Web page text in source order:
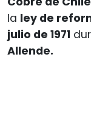
la ley de
julio de 1971
Allende.